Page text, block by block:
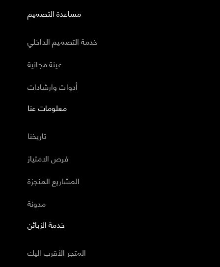
مساعدة التصميم
خدمة التصميم الداخلي
عينة مجانية
أدوات وارشادات
معلومات عنا
تاريخنا
فرص الامتياز
المشاريع المنجزة
مدونة
خدمة الزبائن
المتجر الأقرب اليك